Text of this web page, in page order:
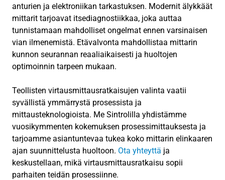
anturien ja elektroniikan tarkastuksen. Modernit älykkäät
mittarit tarjoavat itsediagnostiikkaa, joka auttaa
tunnistamaan mahdolliset ongelmat ennen varsinaisen
vian ilmenemistä. Etävalvonta mahdollistaa mittarin
kunnon seurannan reaaliaikaisesti ja huoltojen
optimoinnin tarpeen mukaan.
Teollisten virtausmittausratkaisujen valinta vaatii
syvällistä ymmärrystä prosessista ja
mittausteknologioista. Me Sintrolilla yhdistämme
vuosikymmenten kokemuksen prosessimittauksesta ja
tarjoamme asiantuntevaa tukea koko mittarin elinkaaren
ajan suunnittelusta huoltoon. Ota yhteyttä ja
keskustellaan, mikä virtausmittausratkaisu sopii
parhaiten teidän prosessiinne.